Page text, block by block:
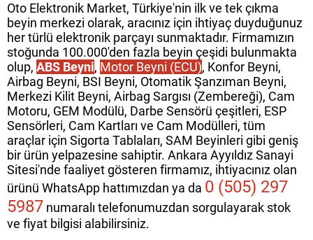
Oto Elektronik Market, Türkiye'nin ilk ve tek çıkma
beyin merkezi olarak, aracınız için ihtiyaç duyduğunuz
her türlü elektronik parçayı sunmaktadır. Firmamızın
stoğunda 100.000'den fazla beyin çeşidi bulunmakta
olup, ABS Beyni, Motor Beyni (ECU), Konfor Beyni,
Airbag Beyni, BSI Beyni, Otomatik Şanzıman Beyni,
Merkezi Kilit Beyni, Airbag Sargısı (Zembereği), Cam
Motoru, GEM Modülü, Darbe Sensörü çeşitleri, ESP
Sensörleri, Cam Kartları ve Cam Modülleri, tüm
araçlar için Sigorta Tablaları, SAM Beyinleri gibi geniş
bir ürün yelpazesine sahiptir. Ankara Ayyıldız Sanayi
Sitesi'nde faaliyet gösteren firmamız, ihtiyacınız olan
ürünü WhatsApp hattımızdan ya da 0 (505) 297
5987 numaralı telefonumuzdan sorgulayarak stok
ve fiyat bilgisi alabilirsiniz.